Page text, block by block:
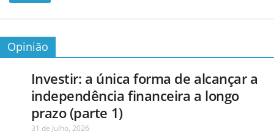
Opinião
Investir: a única forma de alcançar a
independência financeira a longo
prazo (parte 1)
31 de Julho, 2026